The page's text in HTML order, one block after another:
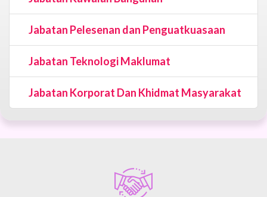
Jabatan Pelesenan dan Penguatkuasaan
Jabatan Teknologi Maklumat
Jabatan Korporat Dan Khidmat Masyarakat